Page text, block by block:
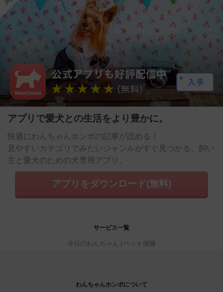
アプリで愛犬との生活をより豊かに。
快適にわんちゃんホンポの記事が読める！
見やすいカテゴリでみたいジャンルがすぐ見つかる。飼い
主と愛犬のための犬専用アプリ。
アプリをダウンロード(無料)
サービス一覧
今日のわんちゃん ペット保険
わんちゃんホンポについて